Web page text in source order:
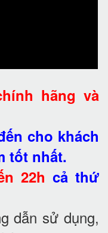
hãng và
cho khách
tốt nhất.
22h cả thứ
dẫn sử dụng,